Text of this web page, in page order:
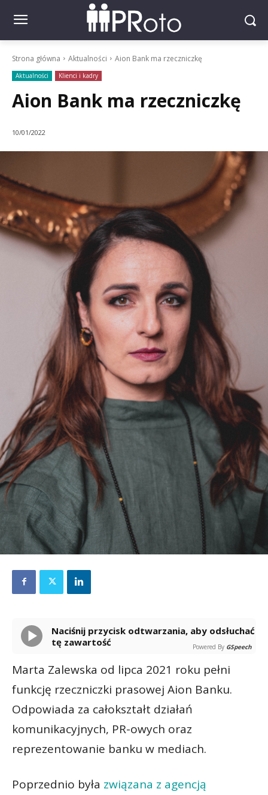
Strona główna Aktualności Aion Bank ma rzeczniczkę
Aktualności Klienci i kadry
Aion Bank ma rzeczniczkę
10/01/2022
Naciśnij przycisk odtwarzania, aby odsłuchać
tę zawartość
Powered By GSpeech
Marta Zalewska od lipca 2021 roku pełni
funkcję rzeczniczki prasowej Aion Banku.
Odpowiada za całokształt działań
komunikacyjnych, PR-owych oraz
reprezentowanie banku w mediach.
Poprzednio była związana z agencją